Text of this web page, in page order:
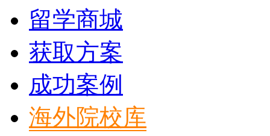
留学商城
获取方案
成功案例
海外院校库